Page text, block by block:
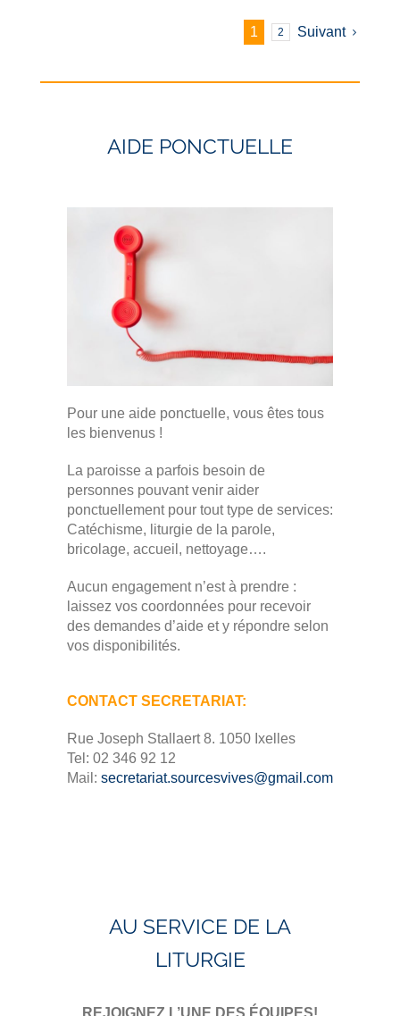
1 2 Suivant
AIDE PONCTUELLE
Pour une aide ponctuelle, vous êtes tous
les bienvenus !
La paroisse a parfois besoin de
personnes pouvant venir aider
ponctuellement pour tout type de services:
Catéchisme, liturgie de la parole,
bricolage, accueil, nettoyage….
Aucun engagement n’est à prendre :
laissez vos coordonnées pour recevoir
des demandes d’aide et y répondre selon
vos disponibilités.
CONTACT SECRETARIAT:
Rue Joseph Stallaert 8. 1050 Ixelles
Tel: 02 346 92 12
Mail: secretariat.sourcesvives@gmail.com
AU SERVICE DE LA
LITURGIE